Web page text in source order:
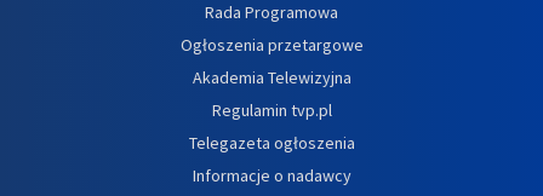
Rada Programowa
Ogłoszenia przetargowe
Akademia Telewizyjna
Regulamin tvp.pl
Telegazeta ogłoszenia
Informacje o nadawcy